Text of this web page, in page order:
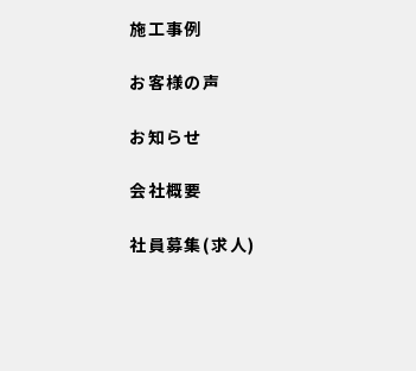
施工事例
お客様の声
お知らせ
会社概要
社員募集(求人)